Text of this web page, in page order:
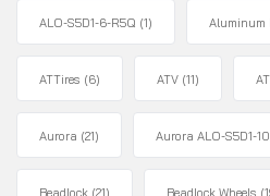
ALO-S5D1-6-R5Q (1) Aluminum
ATTires (6) ATV (11)
Aurora (21) Aurora ALO-S5D1-